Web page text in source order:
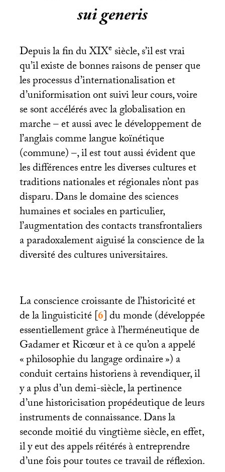
sui generis
Depuis la fin duXIXesiècle, s’il est vrai
qu’il existe de bonnes raisons de penser que
les processus d’internationalisation et
d’uniformisation ont suivi leur cours, voire
se sont accélérés avec la globalisation en
marche – et aussi avec le développement de
l’anglais comme langue koïnétique
(commune) –, il est tout aussi évident que
les différences entre les diverses cultures et
traditions nationales et régionales n’ont pas
disparu. Dans le domaine des sciences
humaines et sociales en particulier,
l’augmentation des contacts transfrontaliers
a paradoxalement aiguisé la conscience de la
diversité des cultures universitaires.
La conscience croissante de l’historicité et
de la linguisticité[6]du monde (développée
essentiellement grâce à l’herméneutique de
Gadamer et Ricœur et à ce qu’on a appelé
«philosophie du langage ordinaire») a
conduit certains historiens à revendiquer, il
y a plus d’un demi-siècle, la pertinence
d’une historicisation propédeutique de leurs
instruments de connaissance. Dans la
seconde moitié du vingtième siècle, en effet,
il y eut des appels réitérés à entreprendre
d’une fois pour toutes ce travail de réflexion.